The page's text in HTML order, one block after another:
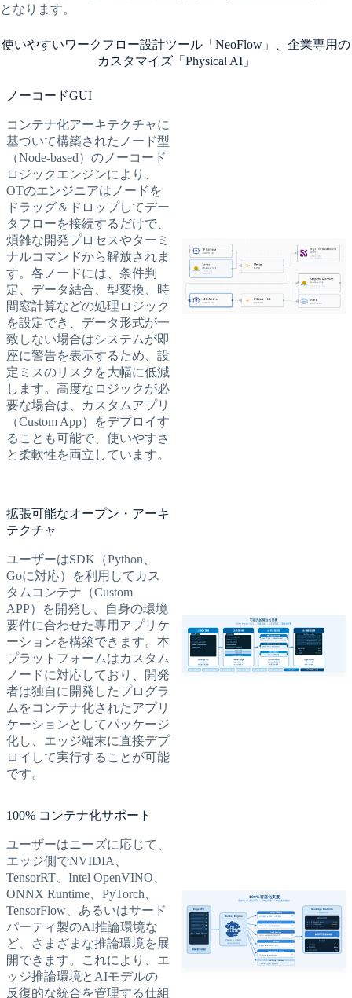
となります。
使いやすいワークフロー設計ツール「NeoFlow」、企業専用の
カスタマイズ「Physical AI」
ノーコードGUI
コンテナ化アーキテクチャに
基づいて構築されたノード型
（Node-based）のノーコード
ロジックエンジンにより、
OTのエンジニアはノードを
ドラッグ＆ドロップしてデー
タフローを接続するだけで、
煩雑な開発プロセスやターミ
ナルコマンドから解放されま
す。各ノードには、条件判
定、データ結合、型変換、時
間窓計算などの処理ロジック
を設定でき、データ形式が一
致しない場合はシステムが即
座に警告を表示するため、設
定ミスのリスクを大幅に低減
します。高度なロジックが必
要な場合は、カスタムアプリ
（Custom App）をデプロイす
ることも可能で、使いやすさ
と柔軟性を両立しています。
拡張可能なオープン・アーキ
テクチャ
ユーザーはSDK（Python、
Goに対応）を利用してカス
タムコンテナ（Custom
APP）を開発し、自身の環境
要件に合わせた専用アプリケ
ーションを構築できます。本
プラットフォームはカスタム
ノードに対応しており、開発
者は独自に開発したプログラ
ムをコンテナ化されたアプリ
ケーションとしてパッケージ
化し、エッジ端末に直接デプ
ロイして実行することが可能
です。
100% コンテナ化サポート
ユーザーはニーズに応じて、
エッジ側でNVIDIA、
TensorRT、Intel OpenVINO、
ONNX Runtime、PyTorch、
TensorFlow、あるいはサード
パーティ製のAI推論環境な
ど、さまざまな推論環境を展
開できます。これにより、エ
ッジ推論環境とAIモデルの
反復的な統合を管理する仕組